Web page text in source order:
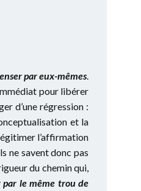
par eux-mêmes.
pour libérer
d’une régression :
et la
l’affirmation
ne savent donc pas
du chemin qui,
par le même trou de